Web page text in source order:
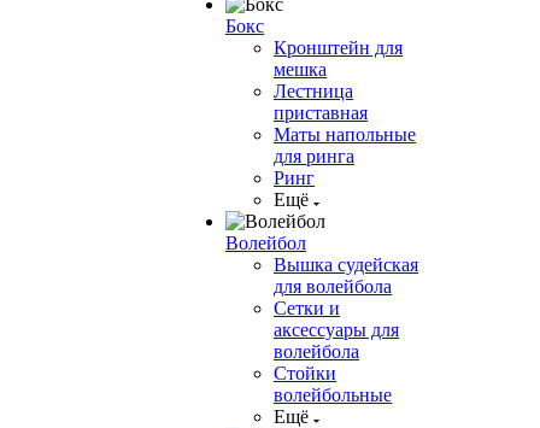
Бокс
Кронштейн для
мешка
Лестница
приставная
Маты напольные
для ринга
Ринг
Ещё
Волейбол
Вышка судейская
для волейбола
Сетки и
аксессуары для
волейбола
Стойки
волейбольные
Ещё